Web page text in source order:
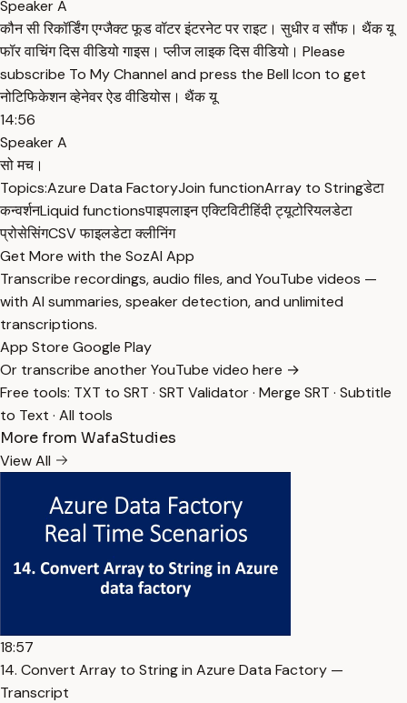
Speaker A
कौन सी रिकॉर्डिंग एग्जैक्ट फूड वॉटर इंटरनेट पर राइट। सुधीर व सौंफ। थैंक यू
फॉर वाचिंग दिस वीडियो गाइस। प्लीज लाइक दिस वीडियो। Please
subscribe To My Channel and press the Bell Icon to get
नोटिफिकेशन व्हेनेवर ऐड वीडियोस। थैंक यू
14:56
Speaker A
सो मच।
Topics:Azure Data FactoryJoin functionArray to Stringडेटा
कन्वर्शनLiquid functionsपाइपलाइन एक्टिविटीहिंदी ट्यूटोरियलडेटा
प्रोसेसिंगCSV फाइलडेटा क्लीनिंग
Get More with the SozAI App
Transcribe recordings, audio files, and YouTube videos —
with AI summaries, speaker detection, and unlimited
transcriptions.
App Store Google Play
Or transcribe another YouTube video here →
Free tools: TXT to SRT · SRT Validator· Merge SRT · Subtitle
to Text · All tools
More from WafaStudies
View All
18:57
14. Convert Array to String in Azure Data Factory —
Transcript